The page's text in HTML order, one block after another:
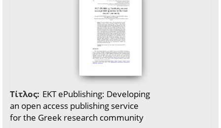
Τίτλος: EKT ePublishing: Developing
an open access publishing service
for the Greek research community